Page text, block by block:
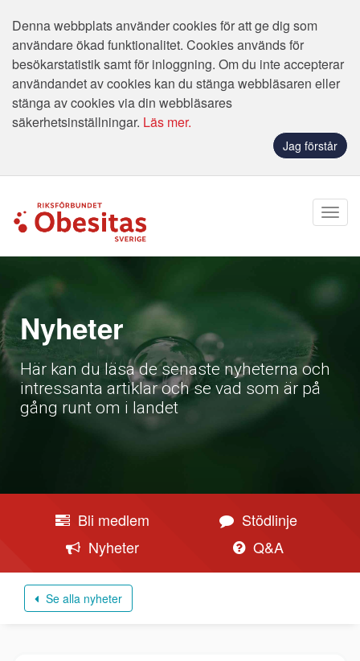
Denna webbplats använder cookies för att ge dig som
användare ökad funktionalitet. Cookies används för
besökarstatistik samt för inloggning. Om du inte accepterar
användandet av cookies kan du stänga webbläsaren eller
stänga av cookies via din webbläsares
säkerhetsinställningar. Läs mer.
Jag förstår
Nyheter
Här kan du läsa de senaste nyheterna och
intressanta artiklar och se vad som är på
gång runt om i landet
Bli medlem
Stödlinje
Nyheter
Q&A
Se alla nyheter